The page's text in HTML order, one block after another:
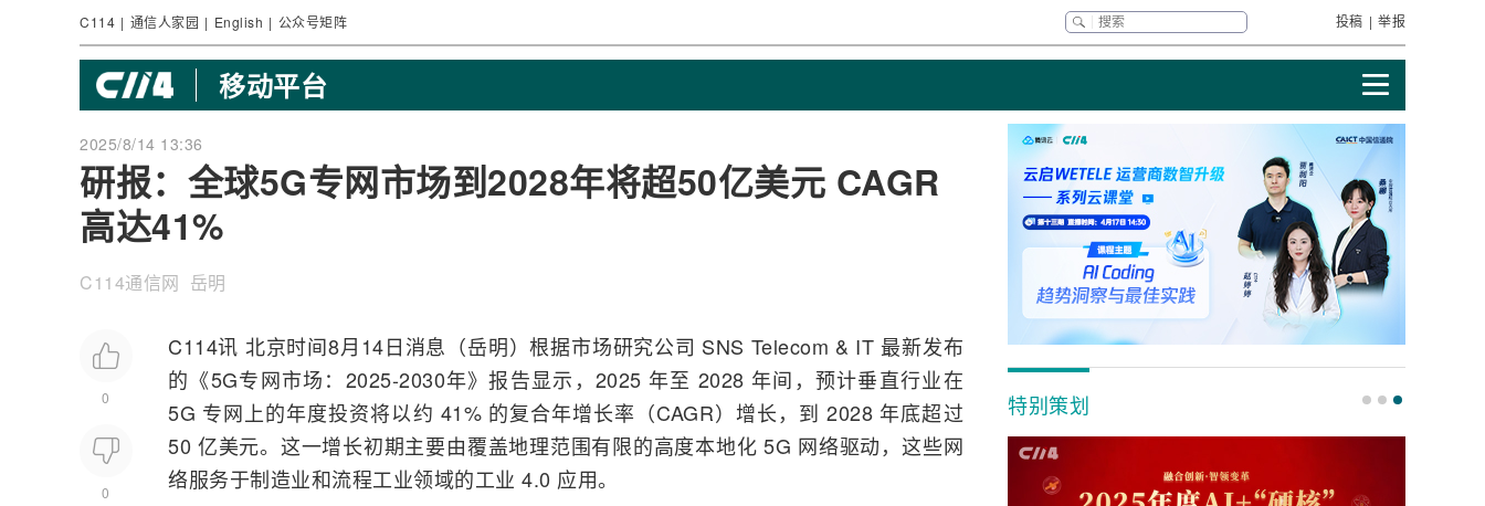
C114 | 通信人家园 | English | 公众号矩阵 投稿 | 举报
移动平台
2025/8/14 13:36
研报：全球5G专网市场到2028年将超50亿美元 CAGR
高达41%
C114通信网 岳明
0
0
C114讯 北京时间8月14日消息（岳明）根据市场研究公司 SNS Telecom & IT 最新发布
的《5G专网市场：2025-2030年》报告显示，2025 年至 2028 年间，预计垂直行业在
5G 专网上的年度投资将以约 41% 的复合年增长率（CAGR）增长，到 2028 年底超过
50 亿美元。这一增长初期主要由覆盖地理范围有限的高度本地化 5G 网络驱动，这些网
络服务于制造业和流程工业领域的工业 4.0 应用。
特别策划